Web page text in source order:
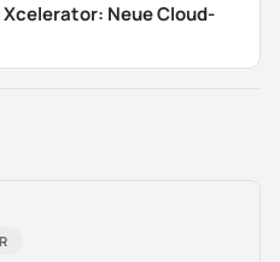
Neue Cloud-